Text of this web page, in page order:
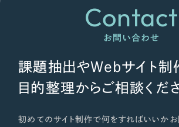
Contact
お問い合わせ
課題抽出やWebサイト制
目的整理からご相談くだ
初めてのサイト制作で何をすればいいかお